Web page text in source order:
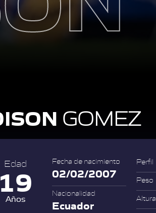
GOMEZ
Edad
19
Años
Fecha de nacimiento
02/02/2007
Nacionalidad
Ecuador
Perfil
Peso
Altura